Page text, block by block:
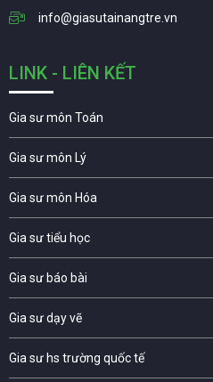
info@giasutainangtre.vn
LINK - LIÊN KẾT
Gia sư môn Toán
Gia sư môn Lý
Gia sư môn Hóa
Gia sư tiểu học
Gia sư báo bài
Gia sư dạy vẽ
Gia sư hs trường quốc tế